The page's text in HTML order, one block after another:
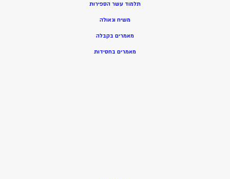
תלמוד עשר הספירות
משיח וגאולה
מאמרים בקבלה
מאמרים בחסידות